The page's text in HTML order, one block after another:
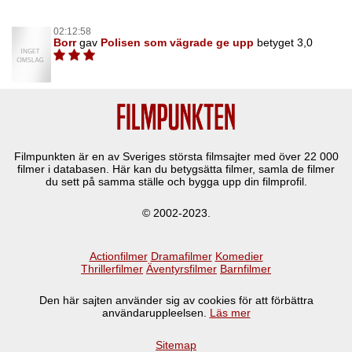
02:12:58
Borrgav Polisen som vägrade ge upp betyget 3,0
Filmpunkten är en av Sveriges största filmsajter med över 22 000
filmer i databasen. Här kan du betygsätta filmer, samla de filmer
du sett på samma ställe och bygga upp din filmprofil.
© 2002-2023.
Actionfilmer Dramafilmer Komedier
Thrillerfilmer Äventyrsfilmer Barnfilmer
Den här sajten använder sig av cookies för att förbättra
användaruppleelsen. Läs mer
Sitemap